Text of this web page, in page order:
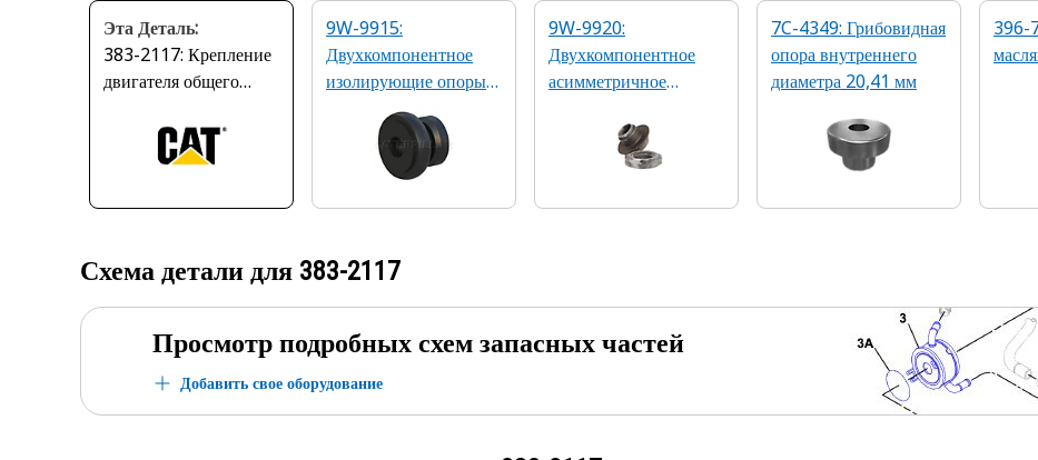
Эта Деталь:
383-2117: Крепление
двигателя общего
9W-9915:
Двухкомпонентное
изолирующие опоры
Marc 150
9W-9920:
Двухкомпонентное
асимметричное
крепление
7C-4349: Грибовидная
опора внутреннего
диаметра 20,41 мм
396-
Схема детали для 383-2117
Просмотр подробных схем запасных частей
Добавить свое оборудование